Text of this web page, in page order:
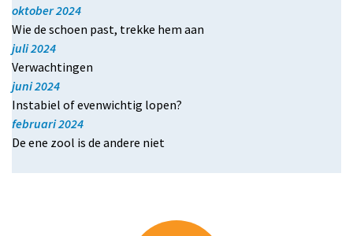
oktober 2024
Wie de schoen past, trekke hem aan
juli 2024
Verwachtingen
juni 2024
Instabiel of evenwichtig lopen?
februari 2024
De ene zool is de andere niet